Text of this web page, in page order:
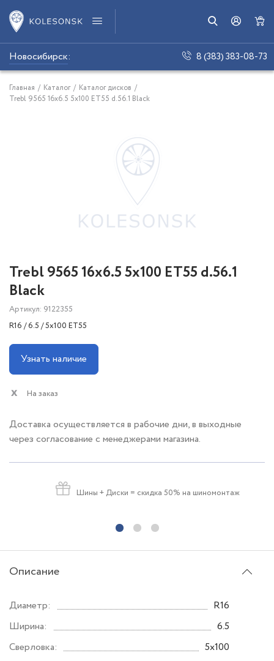
Новосибирск: 8 (383) 383-08-73
Главная / Каталог / Каталог дисков /
Trebl 9565 16x6.5 5x100 ET55 d.56.1 Black
Trebl 9565 16x6.5 5x100 ET55 d.56.1
Black
Артикул: 9122355
R16 / 6.5 / 5x100 ET55
Узнать наличие
На заказ
Доставка осуществляется в рабочие дни, в выходные
через согласование с менеджерами магазина.
Шины + Диски = скидка 50% на шиномонтаж
Описание
Диаметр:
R16
Ширина:
6.5
Сверловка:
5x100